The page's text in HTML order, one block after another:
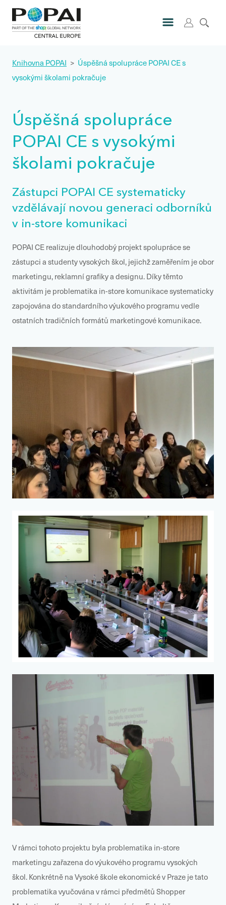
Knihovna POPAI > Úspěšná spolupráce POPAI CE s
vysokými školami pokračuje
Úspěšná spolupráce
POPAI CE s vysokými
školami pokračuje
Zástupci POPAI CE systematicky
vzdělávají novou generaci odborníků
v in-store komunikaci
POPAI CE realizuje dlouhodobý projekt spolupráce se
zástupci a studenty vysokých škol, jejichž zaměřením je obor
marketingu, reklamní grafiky a designu. Díky těmto
aktivitám je problematika in-store komunikace systematicky
zapojována do standardního výukového programu vedle
ostatních tradičních formátů marketingové komunikace.
V rámci tohoto projektu byla problematika in-store
marketingu zařazena do výukového programu vysokých
škol. Konkrétně na Vysoké škole ekonomické v Praze je tato
problematika vyučována v rámci předmětů Shopper